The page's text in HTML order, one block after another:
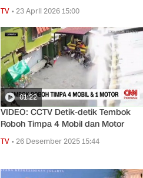
TV •23 April 2026 15:00
01:22
VIDEO: CCTV Detik-detik Tembok
Roboh Timpa 4 Mobil dan Motor
TV •26 Desember 2025 15:44